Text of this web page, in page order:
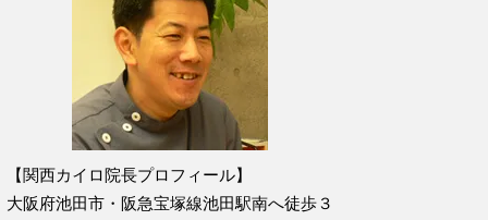
【関西カイロ院長プロフィール】
大阪府池田市・阪急宝塚線池田駅南へ徒歩３